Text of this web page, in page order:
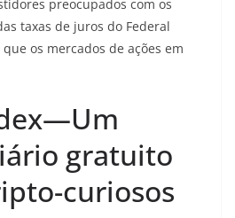
preocupados com os
taxas de juros do Federal
os mercados de ações em
gratuito
curiosos